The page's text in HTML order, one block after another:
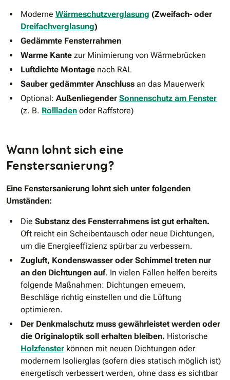
Moderne Wärmeschutzverglasung (Zweifach- oder
Dreifachverglasung)
Gedämmte Fensterrahmen
Warme Kante zur Minimierung von Wärmebrücken
Luftdichte Montage nach RAL
Sauber gedämmter Anschluss an das Mauerwerk
Optional: Außenliegender Sonnenschutz am Fenster
(z. B. Rollladen oder Raffstore)
Wann lohnt sich eine
Fenstersanierung?
Eine Fenstersanierung lohnt sich unter folgenden
Umständen:
Die Substanz des Fensterrahmens ist gut erhalten.
Oft reicht ein Scheibentausch oder neue Dichtungen,
um die Energieeffizienz spürbar zu verbessern.
Zugluft, Kondenswasser oder Schimmel treten nur
an den Dichtungen auf. In vielen Fällen helfen bereits
folgende Maßnahmen: Dichtungen erneuern,
Beschläge richtig einstellen und die Lüftung
optimieren.
Der Denkmalschutz muss gewährleistet werden oder
die Originaloptik soll erhalten bleiben. Historische
Holzfenster können mit neuen Dichtungen oder
modernem Isolierglas (sofern dies statisch möglich ist)
energetisch verbessert werden, ohne dass es sichtbar